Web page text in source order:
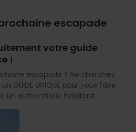
escapade
votre guide
!
escapade ? Ne cherchez
GUIDE UNIQUE pour vous faire
un authentique habitant